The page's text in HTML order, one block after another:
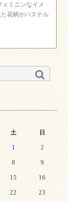
ェミニンなイメ
花柄がパステル
土 日
1 2
8 9
15 16
22 23